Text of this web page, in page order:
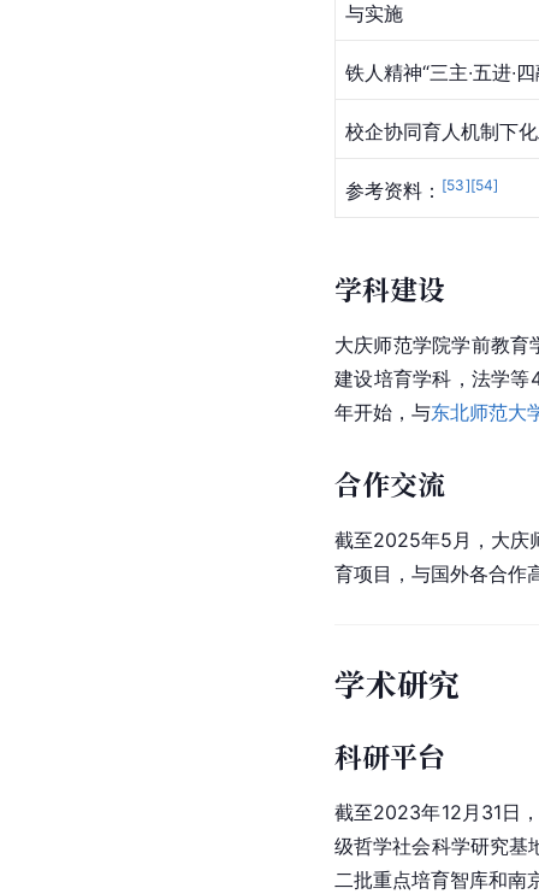
与实施
铁人精神“三主∙五进∙
校企协同育人机制下
参考资料： [53][54]
学科建设
大庆师范学院学前教育
建设培育学科，法学
年开始，与东北师范大
合作交流
截至2025年5月，大庆
育项目，与国外各合作
学术研究
科研平台
截至2023年12月31日
级哲学社会科学研究基
二批重点培育智库和南